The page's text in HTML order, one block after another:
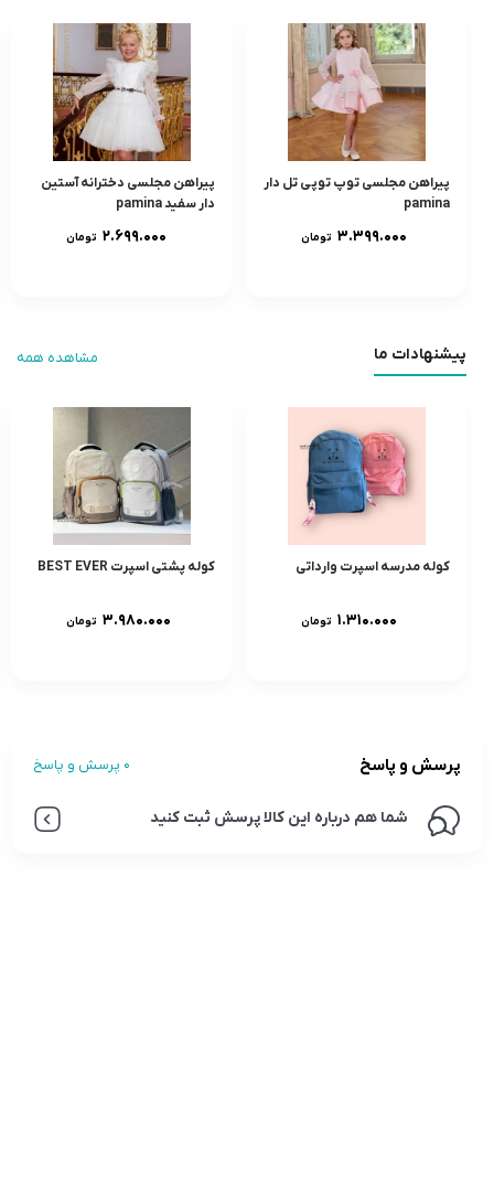
پیراهن مجلسی توپ توپی تل دار
pamina
۳.۳۹۹.۰۰۰ تومان
پیراهن مجلسی دخترانه آستین
دار سفید pamina
۲.۶۹۹.۰۰۰ تومان
پیشنهادات ما مشاهده همه
کوله مدرسه اسپرت وارداتی
۱.۳۱۰.۰۰۰ تومان
کوله پشتی اسپرت BEST EVER
۳.۹۸۰.۰۰۰ تومان
پرسش و پاسخ 0 پرسش و پاسخ
شما هم درباره این کالا پرسش ثبت کنید